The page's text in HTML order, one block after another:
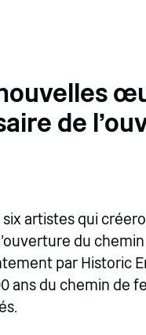
de
artistes qui
du
par Historic
ans du chemin de